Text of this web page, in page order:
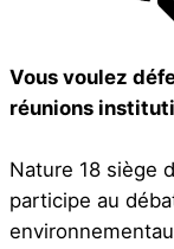
Vous voulez
réunions
Nature 18 siège
participe au